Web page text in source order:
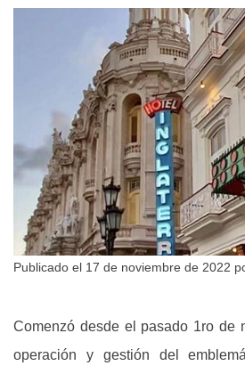
Publicado el 17 de noviembre de 2022
Comenzó desde el pasado 1ro de
operación y gestión del